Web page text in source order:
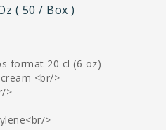
( 50 / Box )
format 20 cl (6 oz)
<br/>
>
>